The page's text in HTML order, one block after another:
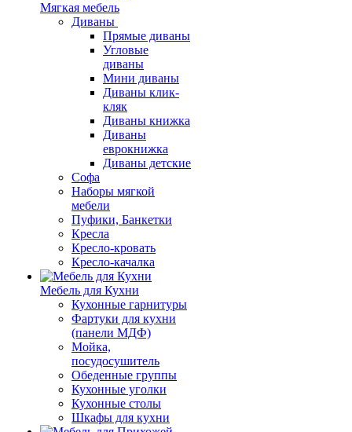
Мягкая мебель
Диваны
Прямые диваны
Угловые
диваны
Мини диваны
Диваны клик-
кляк
Диваны книжка
Диваны
еврокнижка
Диваны детские
Софа
Наборы мягкой
мебели
Пуфики, Банкетки
Кресла
Кресло-кровать
Кресло-качалка
Мебель для Кухни
Кухонные гарнитуры
Фартуки для кухни
(панели МДФ)
Мойка,
посудосушитель
Обеденные группы
Кухонные уголки
Кухонные столы
Шкафы для кухни